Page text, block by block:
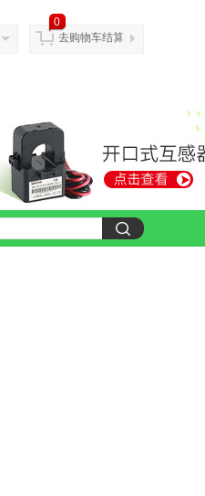
0
去购物车结算